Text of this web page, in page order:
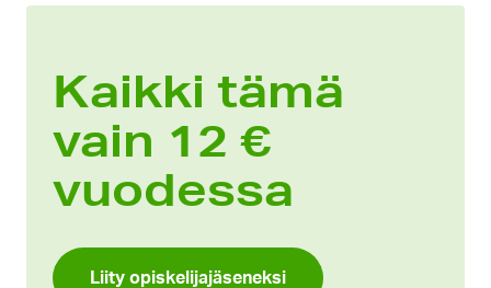
Kaikki tämä
vain 12 €
vuodessa
Liity opiskelijajäseneksi